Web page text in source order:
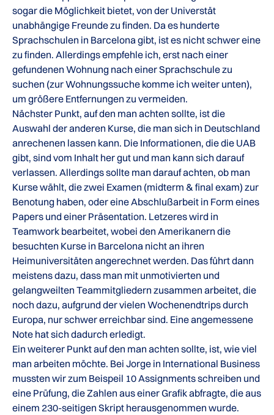
sogar die Möglichkeit bietet, von der Universtät
unabhängige Freunde zu finden. Da es hunderte
Sprachschulen in Barcelona gibt, ist es nicht schwer eine
zu finden. Allerdings empfehle ich, erst nach einer
gefundenen Wohnung nach einer Sprachschule zu
suchen (zur Wohnungssuche komme ich weiter unten),
um größere Entfernungen zu vermeiden.
Nächster Punkt, auf den man achten sollte, ist die
Auswahl der anderen Kurse, die man sich in Deutschland
anrechenen lassen kann. Die Informationen, die die UAB
gibt, sind vom Inhalt her gut und man kann sich darauf
verlassen. Allerdings sollte man darauf achten, ob man
Kurse wählt, die zwei Examen (midterm & final exam) zur
Benotung haben, oder eine Abschlußarbeit in Form eines
Papers und einer Präsentation. Letzeres wird in
Teamwork bearbeitet, wobei den Amerikanern die
besuchten Kurse in Barcelona nicht an ihren
Heimuniversitäten angerechnet werden. Das führt dann
meistens dazu, dass man mit unmotivierten und
gelangweilten Teammitgliedern zusammen arbeitet, die
noch dazu, aufgrund der vielen Wochenendtrips durch
Europa, nur schwer erreichbar sind. Eine angemessene
Note hat sich dadurch erledigt.
Ein weiterer Punkt auf den man achten sollte, ist, wie viel
man arbeiten möchte. Bei Jorge in International Business
mussten wir zum Beispeil 10 Assignments schreiben und
eine Prüfung, die Zahlen aus einer Grafik abfragte, die aus
einem 230-seitigen Skript herausgenommen wurde.